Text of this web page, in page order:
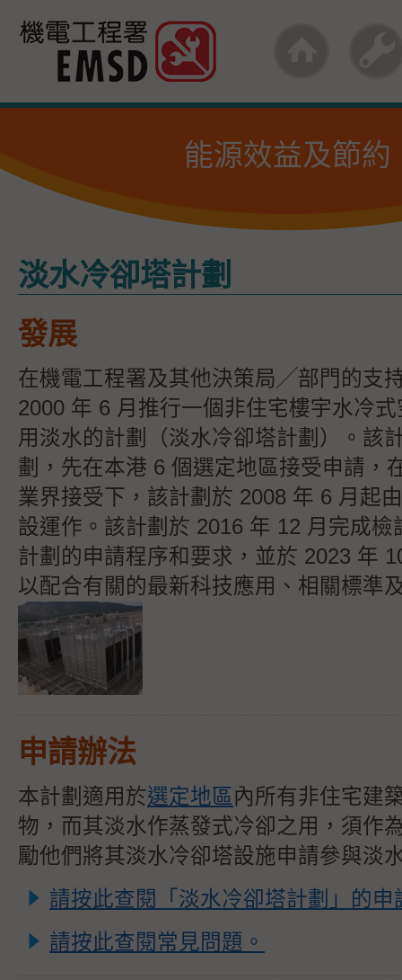
跳
內
的
始
能源效益及節約
淡水冷卻塔計劃
發展
在機電工程署及其他決策局╱部門的支
2000 年 6 月推行一個非住宅樓宇水冷
用淡水的計劃（淡水冷卻塔計劃）。該
劃，先在本港 6 個選定地區接受申請，
業界接受下，該計劃於 2008 年 6 月起
設運作。該計劃於 2016 年 12 月完成檢
計劃的申請程序和要求，並於 2023 年
以配合有關的最新科技應用、相關標準
申請辦法
本計劃適用於選定地區內所有非住宅建
物，而其淡水作蒸發式冷卻之用，須作
勵他們將其淡水冷卻塔設施申請參與淡
請按此查閱「淡水冷卻塔計劃」的申
請按此查閱常見問題。